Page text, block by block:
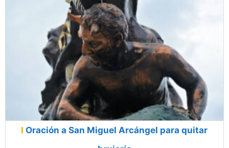
Oración a San Miguel Arcángel para quitar